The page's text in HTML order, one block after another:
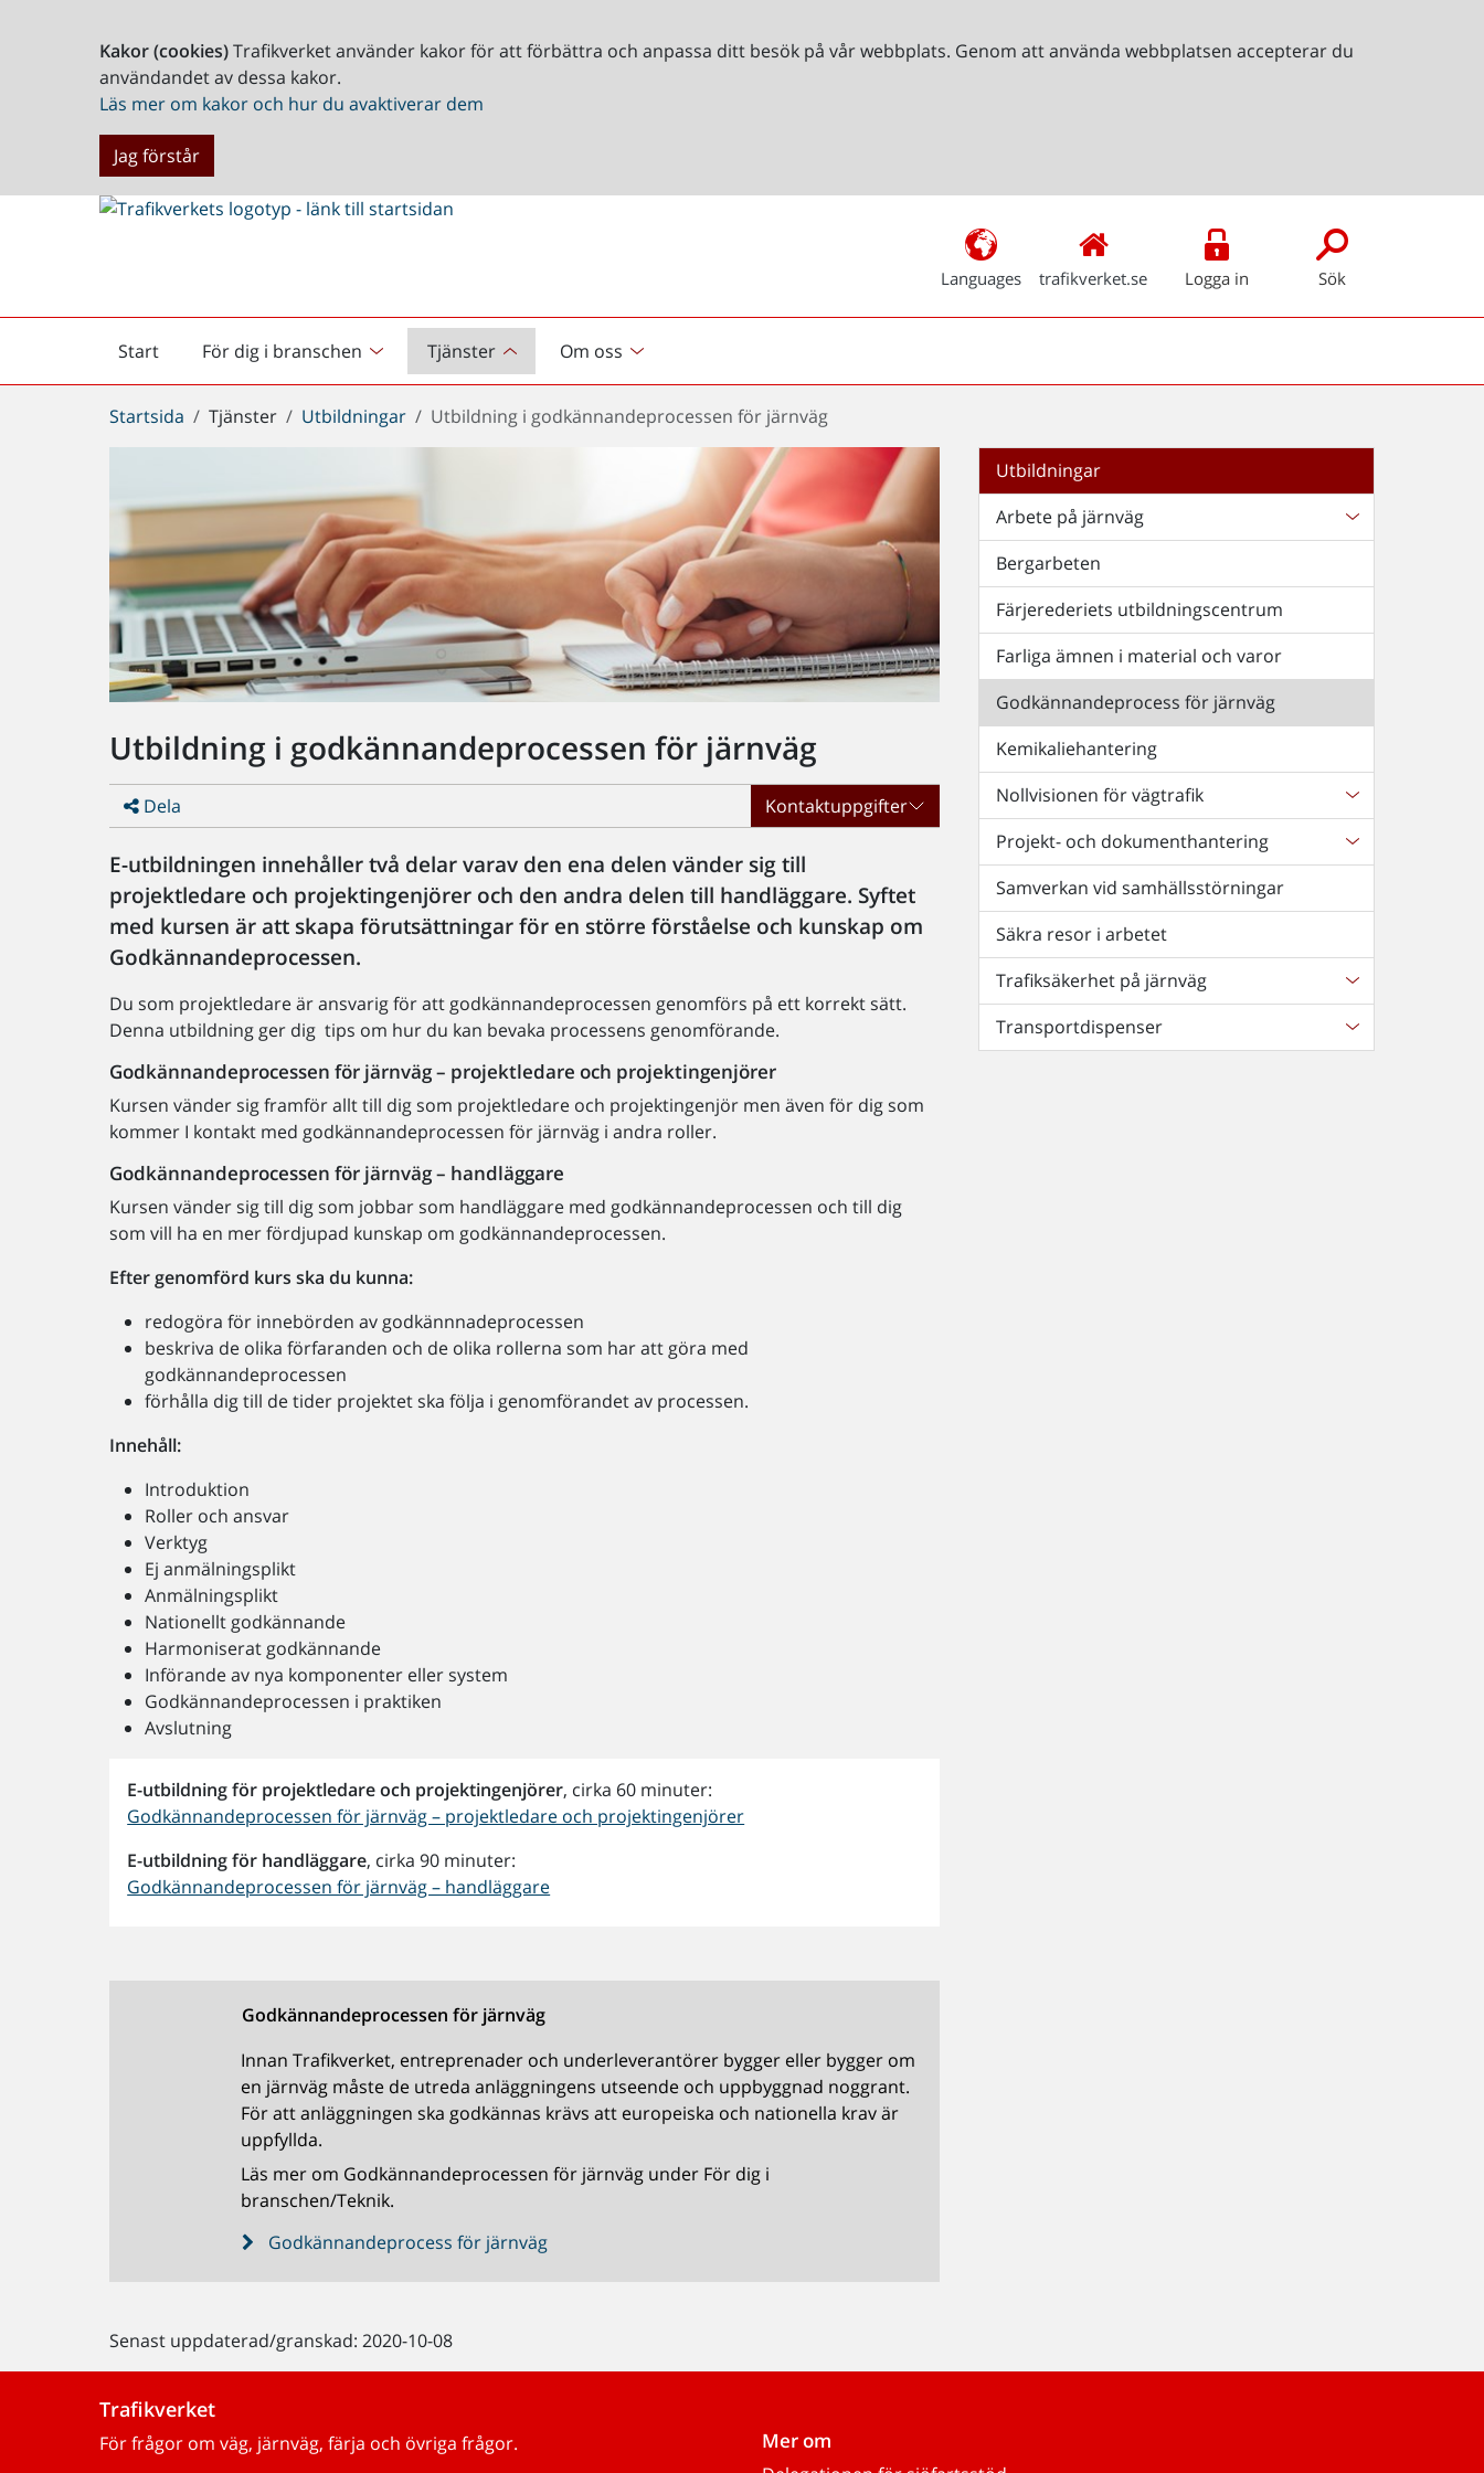
Kakor (cookies)Trafikverket använder kakor för att förbättra och anpassa ditt besök på vår webbplats. Genom att använda webbplatsen accepterar du
användandet av dessa kakor.
Läs mer om kakor och hur du avaktiverar dem
Jag förstår
Languages trafikverket.se Logga in Sök
Start
Startsida För dig i branschen Tjänster Om oss
Du
är
Startsida Tjänster Utbildningar Utbildning i godkännandeprocessen för järnväg
Utbildning i godkännandeprocessen för järnväg
Dela Kontaktuppgifter
E-utbildningen innehåller två delar varav den ena delen vänder sig till
projektledare och projektingenjörer och den andra delen till handläggare. Syftet
med kursen är att skapa förutsättningar för en större förståelse och kunskap om
Godkännandeprocessen.
Du som projektledare är ansvarig för att godkännandeprocessen genomförs på ett korrekt sätt.
Denna utbildning ger dig tips om hur du kan bevaka processens genomförande.
Godkännandeprocessen för järnväg – projektledare och projektingenjörer
Kursen vänder sig framför allt till dig som projektledare och projektingenjör men även för dig som
kommer I kontakt med godkännandeprocessen för järnväg i andra roller.
Godkännandeprocessen för järnväg – handläggare
Kursen vänder sig till dig som jobbar som handläggare med godkännandeprocessen och till dig
som vill ha en mer fördjupad kunskap om godkännandeprocessen.
Efter genomförd kurs ska du kunna:
redogöra för innebörden av godkännnadeprocessen
beskriva de olika förfaranden och de olika rollerna som har att göra med
godkännandeprocessen
förhålla dig till de tider projektet ska följa i genomförandet av processen.
Innehåll:
Introduktion
Roller och ansvar
Verktyg
Ej anmälningsplikt
Anmälningsplikt
Nationellt godkännande
Harmoniserat godkännande
Införande av nya komponenter eller system
Godkännandeprocessen i praktiken
Avslutning
E-utbildning för projektledare och projektingenjörer, cirka 60 minuter:
Godkännandeprocessen för järnväg – projektledare och projektingenjörer
E-utbildning för handläggare, cirka 90 minuter:
Godkännandeprocessen för järnväg – handläggare
Godkännandeprocessen för järnväg
Innan Trafikverket, entreprenader och underleverantörer bygger eller bygger om
en järnväg måste de utreda anläggningens utseende och uppbyggnad noggrant.
För att anläggningen ska godkännas krävs att europeiska och nationella krav är
uppfyllda.
Läs mer om Godkännandeprocessen för järnväg under För dig i
branschen/Teknik.
Godkännandeprocess för järnväg
Senast uppdaterad/granskad: 2020-10-08
Utbildningar
Arbete på järnväg
Bergarbeten
Färjerederiets utbildningscentrum
Farliga ämnen i material och varor
Godkännandeprocess för järnväg
Kemikaliehantering
Nollvisionen för vägtrafik
Projekt- och dokumenthantering
Samverkan vid samhällsstörningar
Säkra resor i arbetet
Trafiksäkerhet på järnväg
Transportdispenser
Trafikverket
För frågor om väg, järnväg, färja och övriga frågor. Mer om